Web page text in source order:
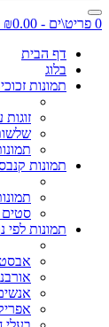
0 פריט\ים - ₪0.00
דף הבית
בלוג
תמונות
זוגות
תמונות
סטים
תמונות לפי